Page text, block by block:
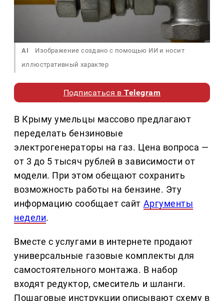
AI
Изображение создано с помощью ИИ и носит
иллюстративный характер
Подписаться вTelegram
В Крыму умельцы массово предлагают
переделать бензиновые
электрогенераторы на газ. Цена вопроса —
от 3 до 5 тысяч рублей в зависимости от
модели. При этом обещают сохранить
возможность работы на бензине. Эту
информацию сообщает сайт Аргументы
недели.
Вместе с услугами в интернете продают
универсальные газовые комплекты для
самостоятельного монтажа. В набор
входят редуктор, смеситель и шланги.
Пошаговые инструкции описывают схему в